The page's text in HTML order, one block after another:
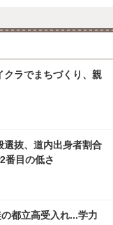
クラでまちづくり、親
選抜、道内出身者割合
番目の低さ
都立高受入れ...学力